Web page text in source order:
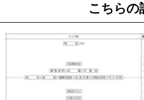
こちらの